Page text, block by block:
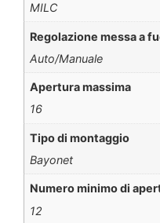
MILC
Regolazione messa a
Auto/Manuale
Apertura massima
16
Tipo di montaggio
Bayonet
Numero minimo di
12